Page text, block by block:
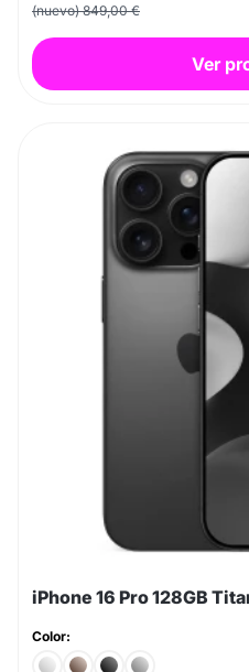
(nuevo) 849,00 €
Ver
iPhone 16 Pro 128GB
Color: